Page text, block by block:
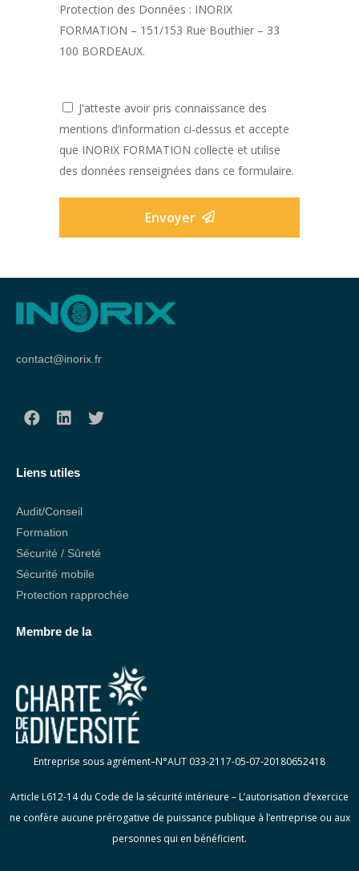
Protection des Données : INORIX
FORMATION – 151/153 Rue Bouthier – 33
100 BORDEAUX.
J'atteste avoir pris connaissance des
mentions d’information ci-dessus et accepte
que INORIX FORMATION collecte et utilise
des données renseignées dans ce formulaire.
Envoyer
contact@inorix.fr
Liens utiles
Audit/Conseil
Formation
Sécurité / Sûreté
Sécurité mobile
Protection rapprochée
Membre de la
Entreprise sous agrément–N°AUT 033-2117-05-07-20180652418
Article L612-14 du Code de la sécurité intérieure – L’autorisation d’exercice
ne confère aucune prérogative de puissance publique à l’entreprise ou aux
personnes qui en bénéficient.